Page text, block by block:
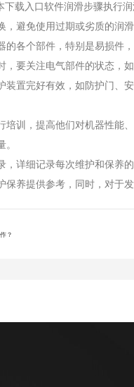
下载入口软件润滑步骤执行润
，避免使用过期或劣质的润滑油
个部件，特别是易损件，
，要关注电气部件的状态，如
完好有效，如防护门、安
培训，提高他们对机器性能
。
，详细记录每次维护和保养的
养提供参考，同时，对
？